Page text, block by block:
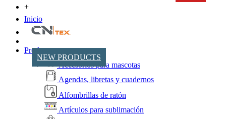
+
Inicio
NEW PRODUCTS
Productos
Accesorios para mascotas
Agendas, libretas y cuadernos
Alfombrillas de ratón
Artículos para sublimación